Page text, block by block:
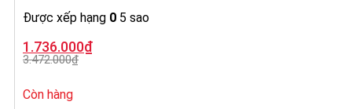
Được xếp hạng 0 5 sao
3.472.000₫
Giá
gốc
là:
1.736.000₫
Giá
hiện
tại
1.736.000₫.
Còn hàng